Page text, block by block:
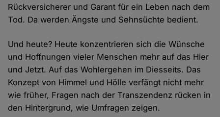
Rückversicherer und Garant für ein Leben nach dem
Tod. Da werden Ängste und Sehnsüchte bedient.
Und heute? Heute konzentrieren sich die Wünsche
und Hoffnungen vieler Menschen mehr auf das Hier
und Jetzt. Auf das Wohlergehen im Diesseits. Das
Konzept von Himmel und Hölle verfängt nicht mehr
wie früher, Fragen nach der Transzendenz rücken in
den Hintergrund, wie Umfragen zeigen.